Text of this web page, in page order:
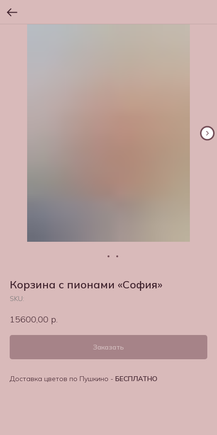
Корзина с пионами «София»
SKU:
15600,00 р.
Заказать
Доставка цветов по Пушкино - БЕСПЛАТНО